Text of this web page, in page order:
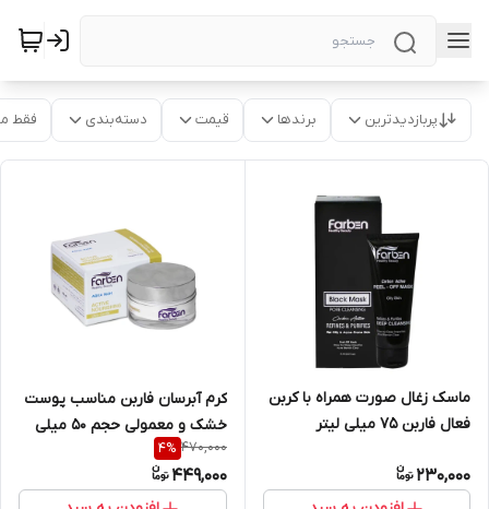
پربازدیدترین برندها قیمت دسته‌بندی فقط
ماسک زغال صورت همراه با کربن
فعال فاربن 75 میلی لیتر
230,000
کرم آبرسان فاربن مناسب پوست
خشک و معمولی حجم 50 میلی
لیتر
470,000
4%
449,000